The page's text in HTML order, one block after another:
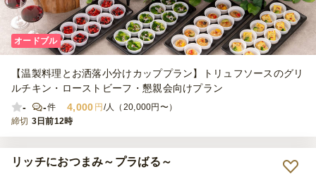
オードブル
【温製料理とお洒落小分けカッププラン】トリュフソースのグリ
ルチキン・ローストビーフ・懇親会向けプラン
-
-件 4,000 円 /人（20,000円〜）
締切 3日前12時
リッチにおつまみ～プラばる～